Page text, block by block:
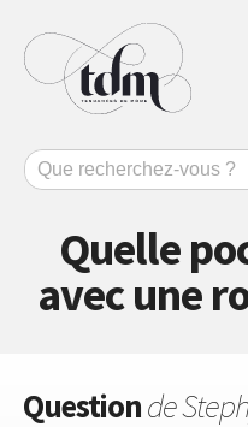
Quelle
avec une
Questionde